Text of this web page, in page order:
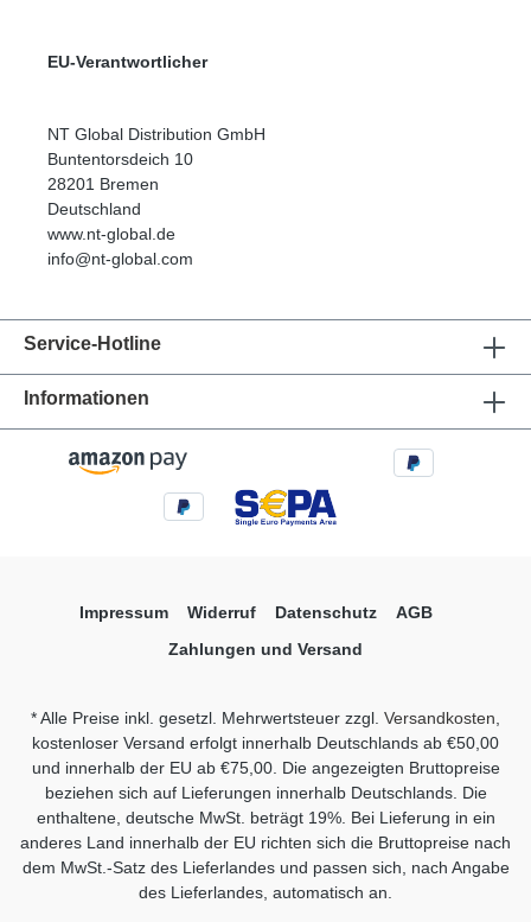
EU-Verantwortlicher
NT Global Distribution GmbH
Buntentorsdeich 10
28201 Bremen
Deutschland
www.nt-global.de
info@nt-global.com
Service-Hotline
Informationen
Impressum Widerruf Datenschutz
AGB
Zahlungen und Versand
* Alle Preise inkl. gesetzl. Mehrwertsteuer zzgl. Versandkosten
kostenloser Versand erfolgt innerhalb Deutschlands ab €50,00
und innerhalb der EU ab €75,00. Die angezeigten Bruttopreise
beziehen sich auf Lieferungen innerhalb Deutschlands. Die
enthaltene, deutsche MwSt. beträgt 19%. Bei Lieferung in ein
anderes Land innerhalb der EU richten sich die Bruttopreise nach
dem MwSt.-Satz des Lieferlandes und passen sich, nach Angabe
des Lieferlandes, automatisch an.